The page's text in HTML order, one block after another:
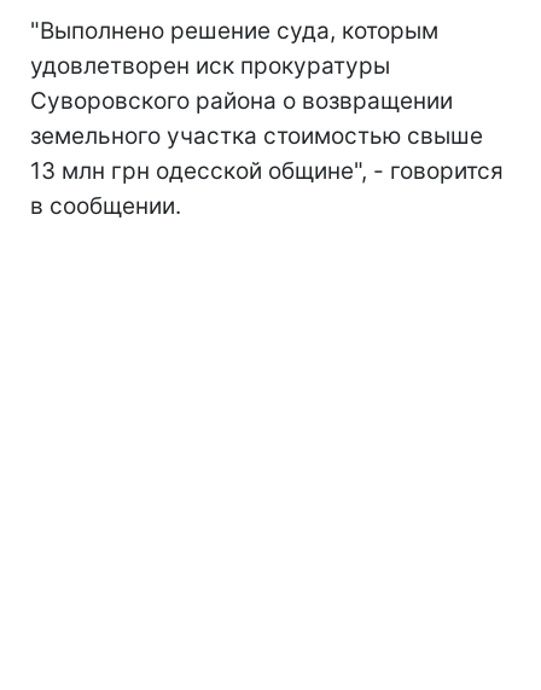
"Выполнено решение суда, которым
удовлетворен иск прокуратуры
Суворовского района о возвращении
земельного участка стоимостью свыше
13 млн грн одесской общине", - говорится
в сообщении.